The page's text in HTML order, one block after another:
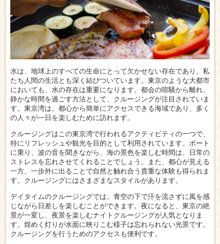
水は、地球上のすべての生命にとって欠かせない存在であり、私
たち人間の生活とも深く結びついています。 東京のような大都市
においても、水の存在は重要になります。都会の喧騒から離れ、
静かな時間を過ごす方法として、クルージングが注目されていま
す。東京湾は、都心から簡単にアクセスできる海域であり、多く
の人々が一日を楽しむために訪れます。
クルージングはこの東京湾で行われるアクティビティの一つで、
特にリフレッシュや観光を目的として利用されています。ボート
に乗り、波の音を聞きながら、海の景色を楽しむ時間は、日常の
ストレスを忘れさせてくれることでしょう。また、都心が見える
一方、一歩外に出ることで自然と触れ合う貴重な体験も得られま
す。クルージングにはさまざまなスタイルがあります。
デイタイムのクルージングでは、青空の下で汗を流さずに風を感
じながら日差しを楽しむことができます。夜になると、東京の絶
景が一変し、夜景を楽しむナイトクルージングが人気となりま
す。煌めく灯りが水面に映りこむ様子は忘れられない光景です。
クルージングを行うためのアクセスも便利です。